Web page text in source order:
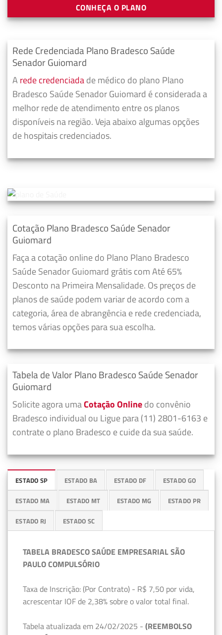
CONHEÇA O PLANO
Rede Credenciada Plano Bradesco Saúde
Senador Guiomard
A rede credenciadade médico do plano Plano
Bradesco Saúde Senador Guiomard é considerada a
melhor rede de atendimento entre os planos
disponíveis na região. Veja abaixo algumas opções
de hospitais credenciados.
Cotação Plano Bradesco Saúde Senador
Guiomard
Faça a cotação online do Plano Plano Bradesco
Saúde Senador Guiomard grátis com Até 65%
Desconto na Primeira Mensalidade. Os preços de
planos de saúde podem variar de acordo com a
categoria, área de abrangência e rede credenciada,
temos várias opções para sua escolha.
Tabela de Valor Plano Bradesco Saúde Senador
Guiomard
Solicite agora umaCotação Onlinedo convênio
Bradesco individual ou Ligue para (11) 2801-6163 e
contrate o plano Bradesco e cuide da sua saúde.
ESTADO SP ESTADO BA ESTADO DF ESTADO GO
ESTADO MA ESTADO MT ESTADO MG ESTADO PR
ESTADO RJ ESTADO SC
TABELA BRADESCO SAÚDE EMPRESARIAL SÃO
PAULO COMPULSÓRIO
Taxa de Inscrição: (Por Contrato) - R$ 7,50 por vida,
acrescentar IOF de 2,38% sobre o valor total final.
Tabela atualizada em 24/02/2025 - (REEMBOLSO